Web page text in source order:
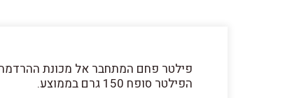
פילטר פחם המתחבר אל מכונת
הפילטר סופח 150 גרם בממוצע.